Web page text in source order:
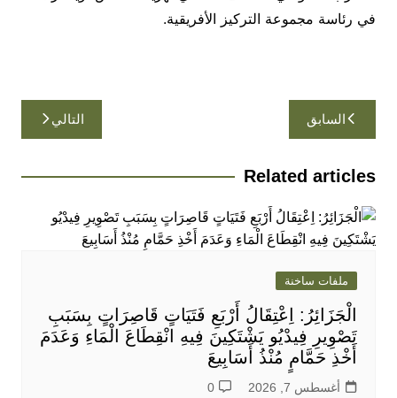
في رئاسة مجموعة التركيز الأفريقية.
تصفّح
المقالات
السابق التالي
Related articles
ملفات ساخنة
الْجَزَائِرُ: اِعْتِقَالُ أَرْبَعِ فَتَيَاتٍ قَاصِرَاتٍ بِسَبَبِ
تَصْوِيرِ فِيدْيُو يَشْتَكِينَ فِيهِ انْقِطَاعَ الْمَاءِ وَعَدَمَ
أَخْذِ حَمَّامٍ مُنْذُ أَسَابِيعَ
أغسطس 7, 2026 0